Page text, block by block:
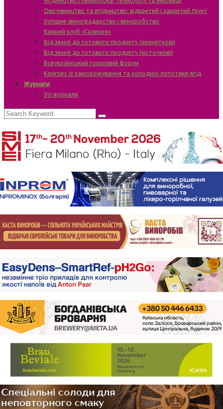
Овочівництво та ягідництво: відкритий і закритий ґрунт
Успішне виноградарство і виноробство
Винний клуб «Галерея»
Від землі до готового продукту (зерняткові)
Від землі до готового продукту (кісточкові)
Всеукраїнський горіховий форум
Конгрес із заморожування та холодної логістики ягід
Журнали
Усі журнали